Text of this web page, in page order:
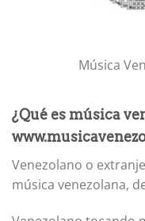
Música
¿Qué es música
Venezolano o
música venezolana,